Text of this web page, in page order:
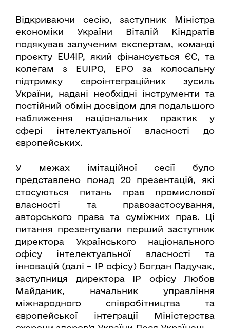
Відкриваючи сесію, заступник Міністра
економіки України Віталій Кіндратів
подякував залученим експертам, команді
проєкту EU4IP, який фінансується ЄС, та
колегам з EUIPO, EPO за колосальну
підтримку євроінтеграційних зусиль
України, надані необхідні інструменти та
постійний обмін досвідом для подальшого
наближення національних практик у
сфері інтелектуальної власності до
європейських.
У межах імітаційної сесії було
представлено понад 20 презентацій, які
стосуються питань прав промислової
власності та правозастосування,
авторського права та суміжних прав. Ці
питання презентували перший заступник
директора Українського національного
офісу інтелектуальної власності та
інновацій (далі – ІР офісу) Богдан Падучак,
заступниця директора ІР офісу Любов
Майданик, начальник управління
міжнародного співробітництва та
європейської інтеграції Міністерства